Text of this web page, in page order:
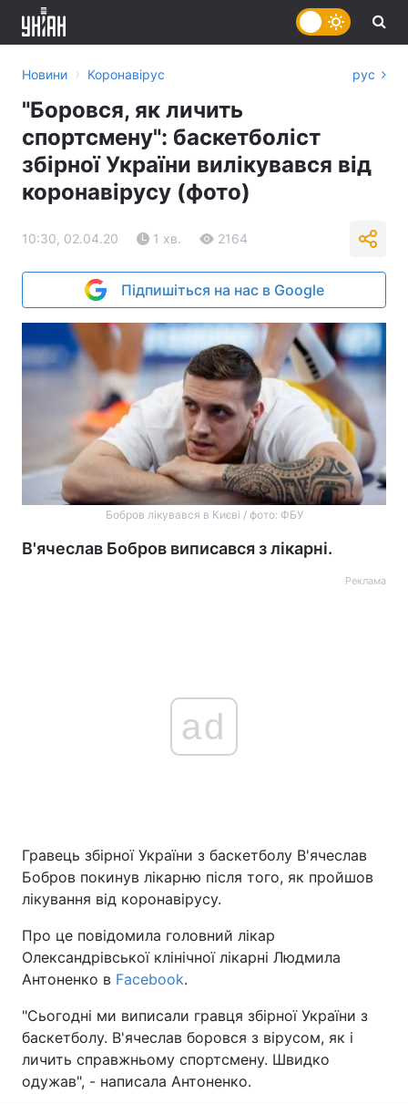
Головна Війна
Україна Політика
Економіка
Спорт Наука
Техно і зв'язок Лайт
Зброя
Новини › Коронавірус рус
"Боровся, як личить
спортсмену": баскетболіст
збірної України вилікувався від
коронавірусу (фото)
10:30, 02.04.20 1 хв. 2164
Підпишіться на нас в Google
Бобров лікувався в Києві / фото: ФБУ
В'ячеслав Бобров виписався з лікарні.
Реклама
ad
Гравець збірної України з баскетболу В'ячеслав
Бобров покинув лікарню після того, як пройшов
лікування від коронавірусу.
Про це повідомила головний лікар
Олександрівської клінічної лікарні Людмила
Антоненко в Facebook.
"Сьогодні ми виписали гравця збірної України з
баскетболу. В'ячеслав боровся з вірусом, як і
личить справжньому спортсмену. Швидко
одужав", - написала Антоненко.